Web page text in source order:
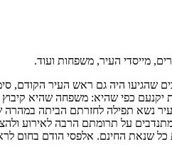
מייסדי העיר, משפחות ועוד.
שהגיעו היה גם ראש העיר הקודם,
כפי שהיא: משפחה שהיא קיבוץ
נשא תפילה לחזרתם הביתה
על תרומתם הרבה לאירוע
כל שנאת החינם. אלפסי הודם בחום